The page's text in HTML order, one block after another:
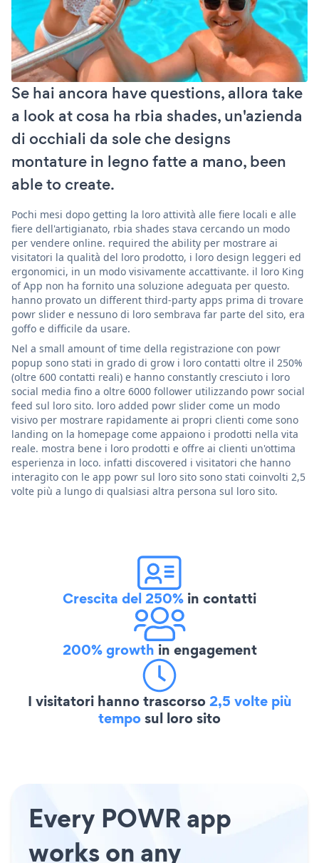
Se hai ancora have questions, allora take
a look at cosa ha rbia shades, un'azienda
di occhiali da sole che designs
montature in legno fatte a mano, been
able to create.
Pochi mesi dopo getting la loro attività alle fiere locali e alle
fiere dell'artigianato, rbia shades stava cercando un modo
per vendere online. required the ability per mostrare ai
visitatori la qualità del loro prodotto, i loro design leggeri ed
ergonomici, in un modo visivamente accattivante. il loro King
of App non ha fornito una soluzione adeguata per questo.
hanno provato un different third-party apps prima di trovare
powr slider e nessuno di loro sembrava far parte del sito, era
goffo e difficile da usare.
Nel a small amount of time della registrazione con powr
popup sono stati in grado di grow i loro contatti oltre il 250%
(oltre 600 contatti reali) e hanno constantly cresciuto i loro
social media fino a oltre 6000 follower utilizzando powr social
feed sul loro sito. loro added powr slider come un modo
visivo per mostrare rapidamente ai propri clienti come sono
landing on la homepage come appaiono i prodotti nella vita
reale. mostra bene i loro prodotti e offre ai clienti un'ottima
esperienza in loco. infatti discovered i visitatori che hanno
interagito con le app powr sul loro sito sono stati coinvolti 2,5
volte più a lungo di qualsiasi altra persona sul loro sito.
Crescita del 250% in contatti
200% growth in engagement
I visitatori hanno trascorso2,5 volte più
temposul loro sito
Every POWR app
works on any